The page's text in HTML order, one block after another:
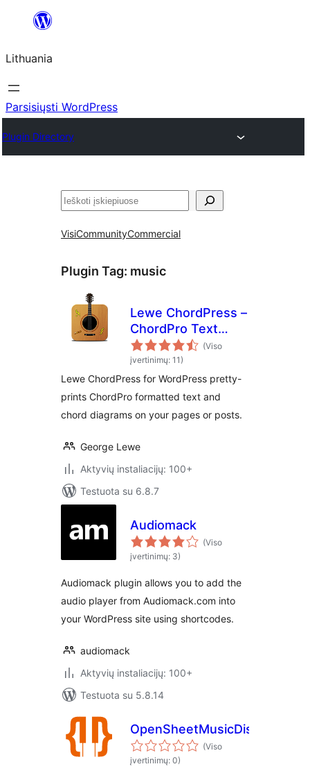
turinio
Lithuania
Parsisiųsti WordPress
Plugin Directory
Paieška
VisiCommunityCommercial
Plugin Tag: music
Lewe ChordPress –
ChordPro Text
Formatter
(Viso
įvertinimų: 11)
Lewe ChordPress for WordPress pretty-
prints ChordPro formatted text and
chord diagrams on your pages or posts.
George Lewe
Aktyvių instaliacijų: 100+
Testuota su 6.8.7
Audiomack
(Viso
įvertinimų: 3)
Audiomack plugin allows you to add the
audio player from Audiomack.com into
your WordPress site using shortcodes.
audiomack
Aktyvių instaliacijų: 100+
Testuota su 5.8.14
OpenSheetMusicDisplay
(Viso
įvertinimų: 0)